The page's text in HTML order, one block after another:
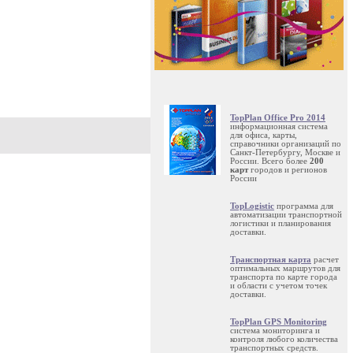
TopPlan Office Pro 2014
информационная система
для офиса, карты,
справочники организаций по
Санкт-Петербургу, Москве и
России. Всего более 200
картгородов и регионов
России
TopLogistic программа для
автоматизации транспортной
логистики и планирования
доставки.
Транспортная карта расчет
оптимальных маршрутов для
транспорта по карте города
и области с учетом точек
доставки.
TopPlan GPS Monitoring
система мониторинга и
контроля любого количества
транспортных средств.